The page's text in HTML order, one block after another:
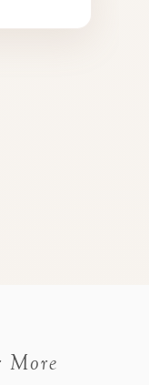
More